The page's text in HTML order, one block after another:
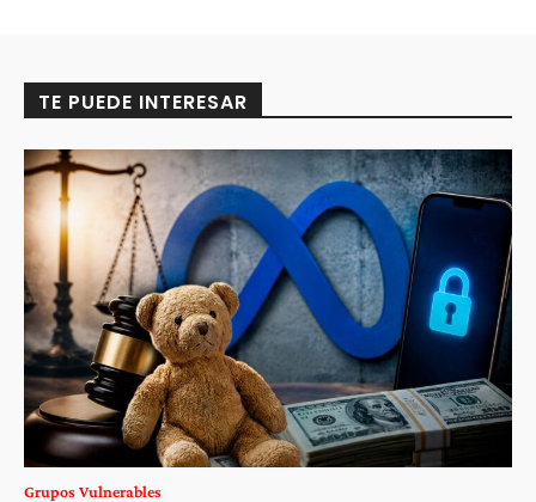
TE PUEDE INTERESAR
Grupos Vulnerables